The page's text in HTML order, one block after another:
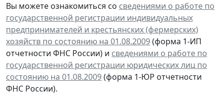
Вы можете ознакомиться со сведениями о работе по
государственной регистрации индивидуальных
предпринимателей и крестьянских (фермерских)
хозяйств по состоянию на 01.08.2009(форма 1-ИП
отчетности ФНС России) и сведениями о работе по
государственной регистрации юридических лиц по
состоянию на 01.08.2009(форма 1-ЮР отчетности
ФНС России).